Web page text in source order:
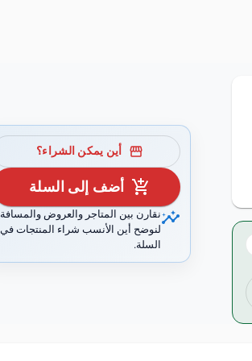
storefront أين يمكن الشراء؟
add_shopping_cart أضف إلى السلة
insightsنقارن بين المتاجر والعروض والمسافة
لنوضح أين الأنسب شراء المنتجات في
السلة.